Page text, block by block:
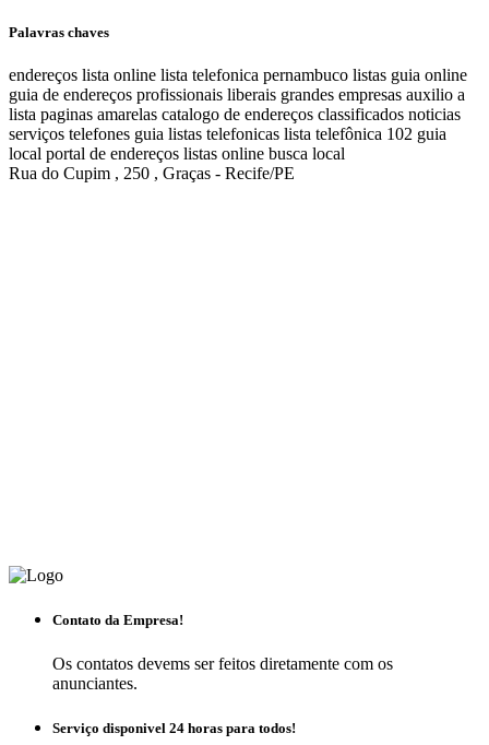
Palavras chaves
endereços lista online lista telefonica pernambuco listas guia online
guia de endereços profissionais liberais grandes empresas auxilio a
lista paginas amarelas catalogo de endereços classificados noticias
serviços telefones guia listas telefonicas lista telefônica 102 guia
local portal de endereços listas online busca local
Rua do Cupim , 250 , Graças - Recife/PE
Contato da Empresa!
Os contatos devems ser feitos diretamente com os
anunciantes.
Serviço disponivel 24 horas para todos!